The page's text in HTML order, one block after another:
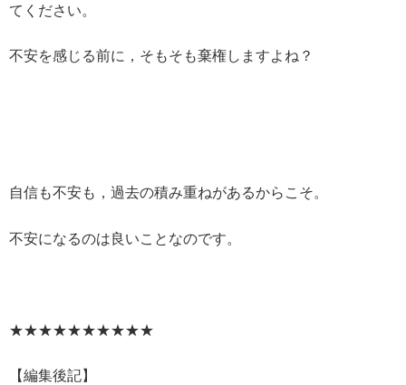
てください。
不安を感じる前に，そもそも棄権しますよね？
自信も不安も，過去の積み重ねがあるからこそ。
不安になるのは良いことなのです。
★★★★★★★★★★
【編集後記】